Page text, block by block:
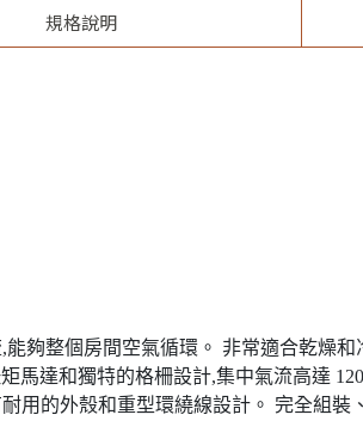
規格說明
整個房間空氣循環。 非常適合乾燥和
達和獨特的格柵設計,集中氣流高達
的外殼和重型環繞線設計。 完全組裝